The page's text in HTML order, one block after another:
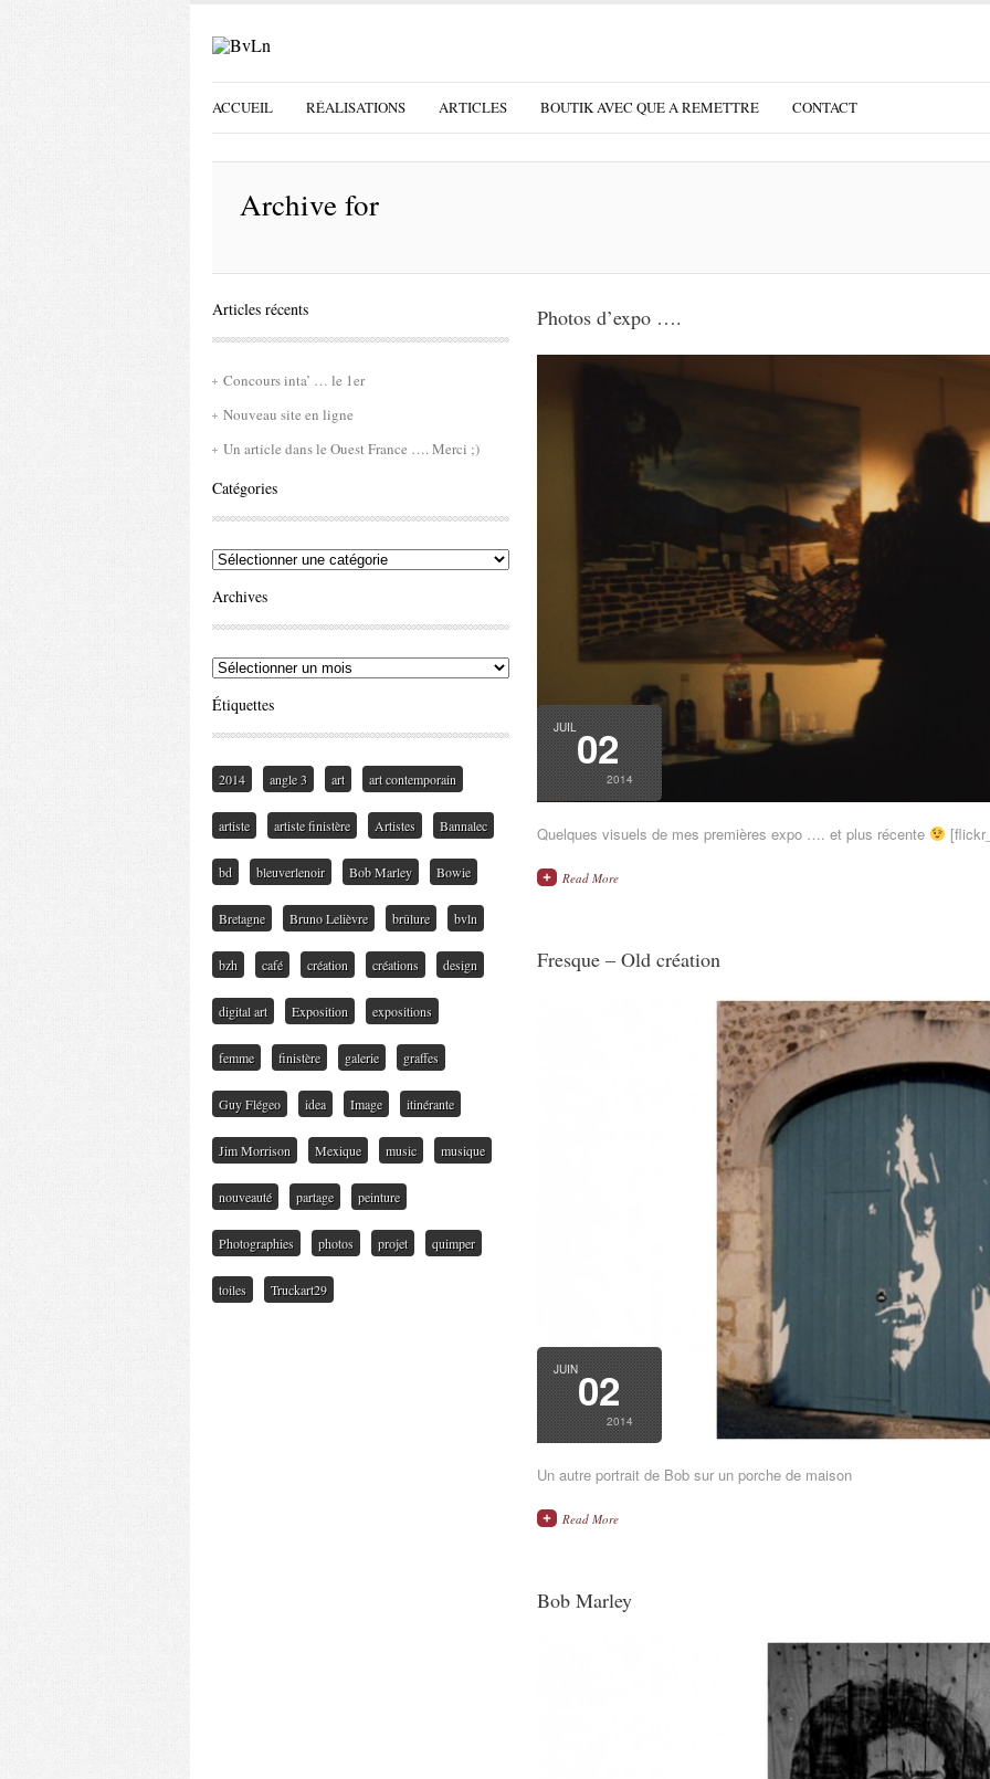
ACCUEIL RÉALISATIONS ARTICLES BOUTIK AVEC QUE A REMETTRE CONTACT
Archive for
Articles récents
Concours inta’ … le 1er
Nouveau site en ligne
Un article dans le Ouest France …. Merci ;)
Catégories
Catégories
Archives
Archives
Étiquettes
2014 angle 3 art art contemporain
artiste artiste finistère Artistes Bannalec
bd bleuverlenoir Bob Marley Bowie
Bretagne Bruno Lelièvre brûlure bvln
bzh café création créations design
digital art Exposition expositions
femme finistère galerie graffes
Guy Flégeo idea Image itinérante
Jim Morrison Mexique music musique
nouveauté partage peinture
Photographies photos projet quimper
toiles Truckart29
Photos d’expo ….
JUIL02
2014
Quelques visuels de mes premières expo …. et plus récente
Read More
Fresque – Old création
JUIN02
2014
Un autre portrait de Bob sur un porche de maison
Read More
Bob Marley